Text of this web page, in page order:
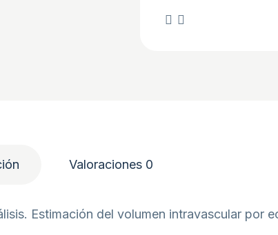
Valoraciones 0
Estimación del volumen intravascular por